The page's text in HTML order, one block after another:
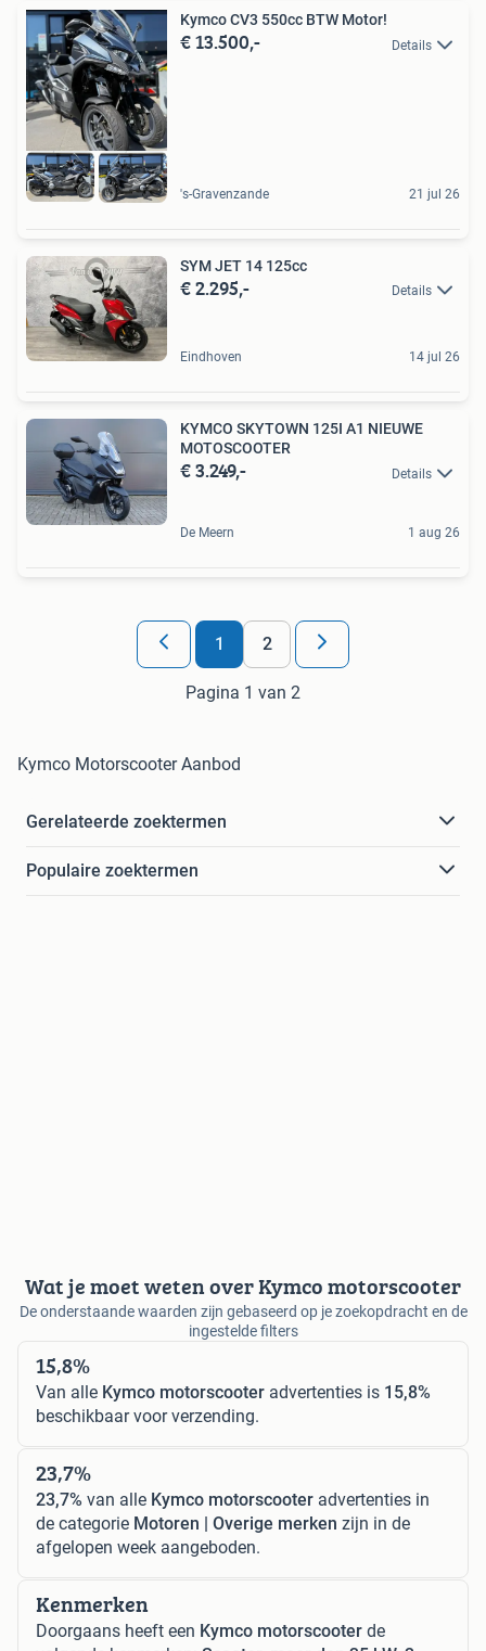
Kymco CV3 550cc BTW Motor!
€ 13.500,- Details
's-Gravenzande 21 jul 26
SYM JET 14 125cc
€ 2.295,- Details
Eindhoven 14 jul 26
KYMCO SKYTOWN 125I A1 NIEUWE
MOTOSCOOTER
€ 3.249,- Details
De Meern 1 aug 26
1 2
Pagina 1 van 2
Kymco Motorscooter Aanbod
Gerelateerde zoektermen
Populaire zoektermen
Wat je moet weten over Kymco motorscooter
De onderstaande waarden zijn gebaseerd op je zoekopdracht en de
ingestelde filters
15,8%
Van alle Kymco motorscooter advertenties is 15,8%
beschikbaar voor verzending.
23,7%
23,7% van alle Kymco motorscooter advertenties in
de categorie Motoren | Overige merken zijn in de
afgelopen week aangeboden.
Kenmerken
Doorgaans heeft een Kymco motorscooter de